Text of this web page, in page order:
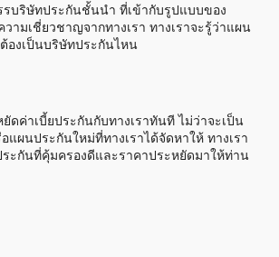
รบริษัทประกันชั้นนำ ที่เข้ากับรูปแบบของ
ามเชี่ยวชาญจากทางเรา ทางเราจะรู้ว่าแผน
องเป็นบริษัทประกันไหน
ดค่าเบี้ยประกันกับทางเราทันที ไม่ว่าจะเป็น
แผนประกันใหม่ที่ทางเราได้จัดหาให้ ทางเรา
ะกันที่คุ้มครองดีและราคาประหยัดมาให้ท่าน